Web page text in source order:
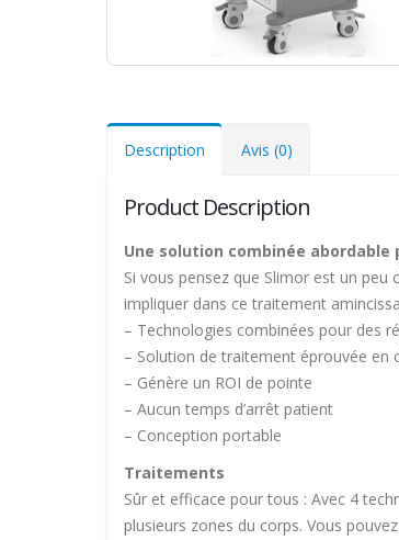
Description Avis (0)
Product Description
Une solution combinée abordable
Si vous pensez que Slimor est un
impliquer dans ce traitement
– Technologies combinées pour des
– Solution de traitement éprouvée en
– Génère un ROI de pointe
– Aucun temps d’arrêt patient
– Conception portable
Traitements
Sûr et efficace pour tous : Avec 4
plusieurs zones du corps. Vous